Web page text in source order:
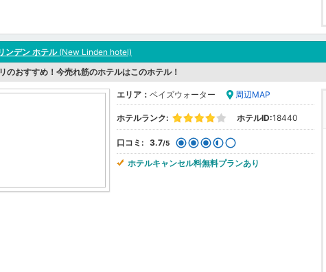
ンデン ホテル(New Linden hotel)
のおすすめ！今売れ筋のホテルはこのホテル！
エリア： ベイズウォーター 周辺MAP
ホテルランク: ホテルID:18440
口コミ: 3.7/5
ホテルキャンセル料無料プランあり